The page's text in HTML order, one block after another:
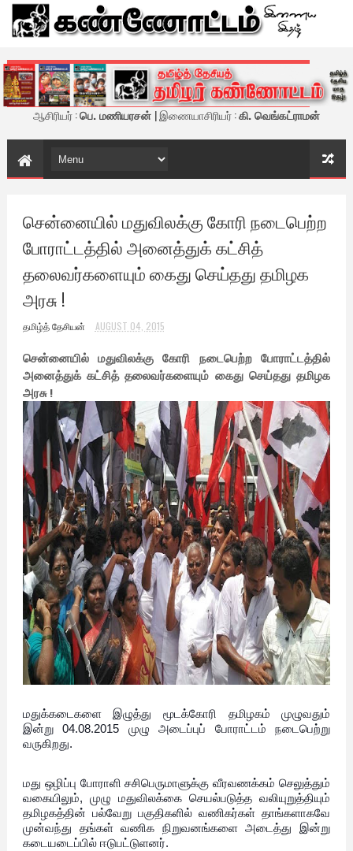
கண்ணோட்டம் - இணைய இதழ்
ஆசிரியர் :பெ. மணியரசன் | இணையாசிரியர் :கி. வெங்கட்ராமன்
சென்னையில் மதுவிலக்கு கோரி நடைபெற்ற
போராட்டத்தில் அனைத்துக் கட்சித்
தலைவர்களையும் கைது செய்தது தமிழக
அரசு !
தமிழ்த் தேசியன் AUGUST 04, 2015
சென்னையில் மதுவிலக்கு கோரி நடைபெற்ற போராட்டத்தில்
அனைத்துக் கட்சித் தலைவர்களையும் கைது செய்தது தமிழக
அரசு !
மதுக்கடைகளை இழுத்து மூடக்கோரி தமிழகம் முழுவதும்
இன்று 04.08.2015 முழு அடைப்புப் போராட்டம் நடைபெற்று
வருகிறது.
மது ஒழிப்பு போராளி சசிபெருமாளுக்கு வீரவணக்கம் செலுத்தும்
வகையிலும், முழு மதுவிலக்கை செயல்படுத்த வலியுறுத்தியும்
தமிழகத்தின் பல்வேறு பகுதிகளில் வணிகர்கள் தாங்களாகவே
முன்வந்து தங்கள் வணிக நிறுவனங்களை அடைத்து இன்று
கடையடைப்பில் ஈடுபட்டுளனர்.